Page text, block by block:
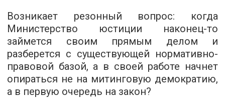
Возникает резонный вопрос: когда
Министерство юстиции наконец-то
займется своим прямым делом и
разберется с существующей нормативно-
правовой базой, а в своей работе начнет
опираться не на митинговую демократию,
а в первую очередь на закон?